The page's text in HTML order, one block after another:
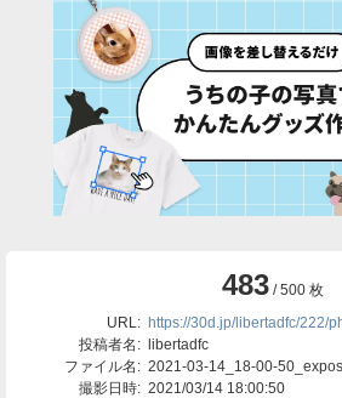
483/ 500 枚
URL: https://30d.jp/libertadfc/222/
投稿者名: libertadfc
ファイル名: 2021-03-14_18-00-
撮影日時: 2021/03/14 18:00:50